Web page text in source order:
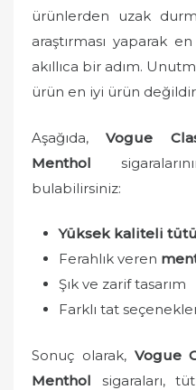
ürünlerden uzak
araştırması yaparak
akıllıca bir adım.
ürün en iyi ürün
Aşağıda,Vogue
Menthol
bulabilirsiniz:
Yüksek kaliteli
Ferahlık veren
Şık ve zarif tasarım
Farklı tat
Sonuç olarak, Vogue
Menthol sigaraları,